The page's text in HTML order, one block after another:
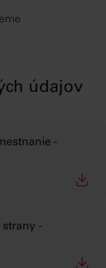
údajov
-
strany -